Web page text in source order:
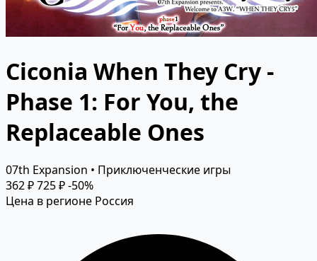
Ciconia When They Cry -
Phase 1: For You, the
Replaceable Ones
07th Expansion • Приключенческие игры
362 ₽725 ₽-50%
Цена в регионе Россия